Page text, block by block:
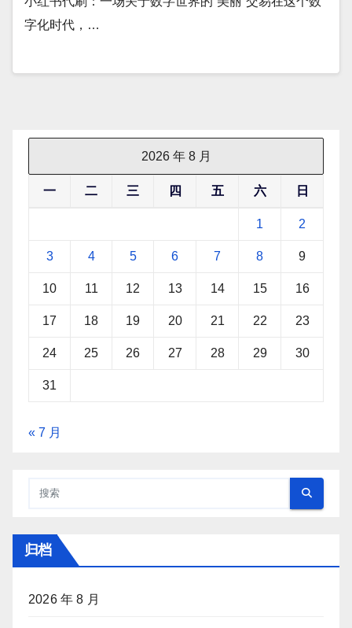
字化时代，…
2026 年 8 月
一 二 三 四 五 六 日
1 2
3 4 5 6 7 8 9
10 11 12 13 14 15 16
17 18 19 20 21 22 23
24 25 26 27 28 29 30
31
« 7 月
归档
2026 年 8 月